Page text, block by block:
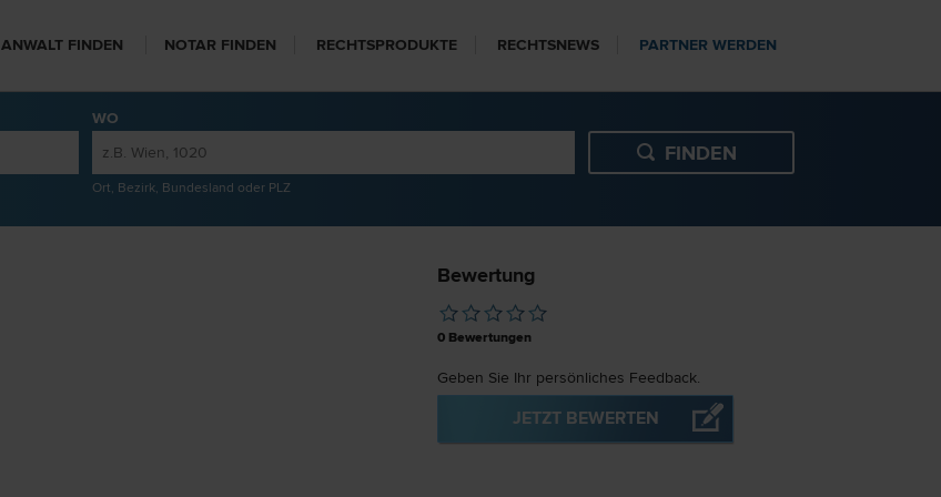
ANWALT FINDEN NOTAR FINDEN RECHTSPRODUKTE RECHTSNEWS PARTNER WERDEN
WO
Ort, Bezirk, Bundesland oder PLZ
Bewertung
0Bewertungen
Geben Sie Ihr persönliches Feedback.
JETZT BEWERTEN